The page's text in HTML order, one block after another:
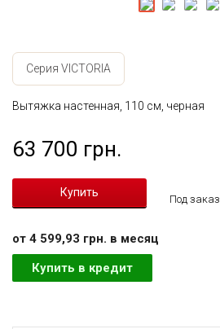
Серия VICTORIA
Вытяжка настенная, 110 см, черная
63 700 грн.
Под заказ
от 4 599,93 грн. в месяц
Купить в кредит